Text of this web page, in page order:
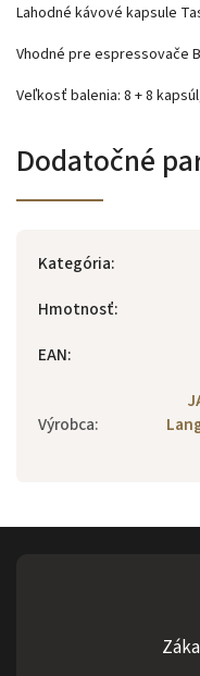
Lahodné kávové kapsule
Vhodné pre espressovače
Veľkosť balenia: 8 + 8
Dodatočné
Kategória:
Hmotnosť:
EAN:
Výrobca: